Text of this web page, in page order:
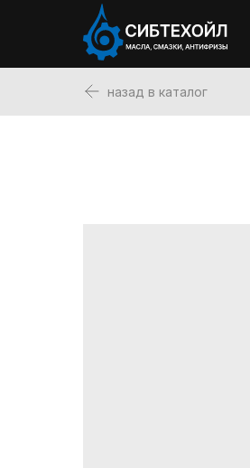
назад в каталог